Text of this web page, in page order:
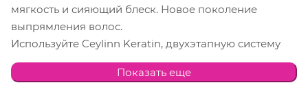
мягкость и сияющий блеск. Новое поколение
выпрямления волос.
Используйте Ceylinn Keratin, двухэтапную систему
для выпрямления и разглаживания волос без
агрессивных химикатов. Без запаха, без испарений,
Показать еще